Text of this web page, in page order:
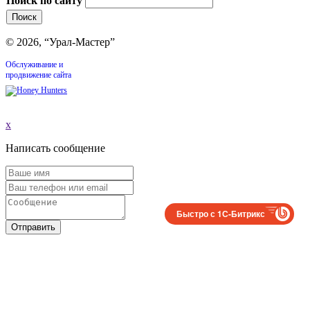
© 2026, “Урал-Мастер”
Обслуживание и
продвижение сайта
x
Написать сообщение
Отправить
Быстро с 1С-Битрикс